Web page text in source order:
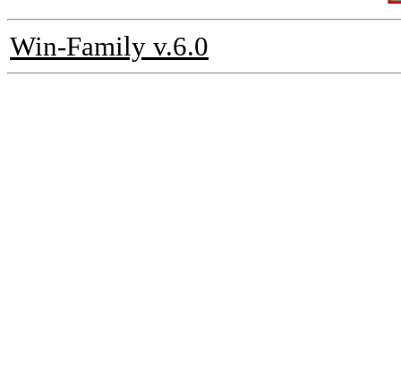
Win-Family v.6.0